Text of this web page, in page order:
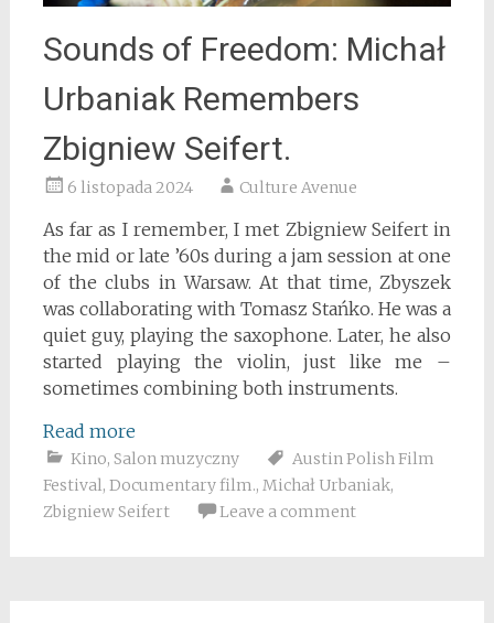
Sounds of Freedom: Michał
Urbaniak Remembers
Zbigniew Seifert.
6 listopada 2024 Culture Avenue
As far as I remember, I met Zbigniew Seifert in
the mid or late ’60s during a jam session at one
of the clubs in Warsaw. At that time, Zbyszek
was collaborating with Tomasz Stańko. He was a
quiet guy, playing the saxophone. Later, he also
started playing the violin, just like me –
sometimes combining both instruments.
Read more
Kino, Salon muzyczny
Austin Polish Film
Festival, Documentary film., Michał Urbaniak,
Zbigniew Seifert
Leave a comment